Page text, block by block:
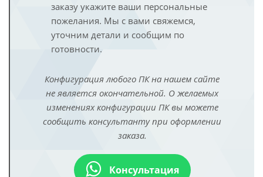
заказу укажите ваши персональные
пожелания. Мы с вами свяжемся,
уточним детали и сообщим по
готовности.
Конфигурация любого ПК на нашем сайте
не является окончательной. О желаемых
изменениях конфигурации ПК вы можете
сообщить консультанту при оформлении
заказа.
Консультация